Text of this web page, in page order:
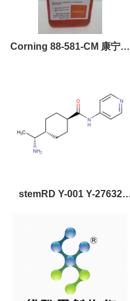
Corning 88-581-CM 康宁无
stemRD Y-001 Y-27632